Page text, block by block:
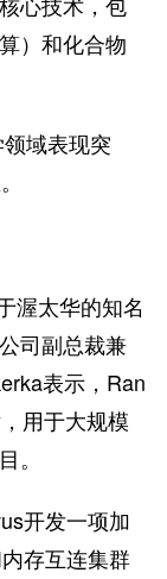
）和化合物
域表现突
渥太华的知名
司副总裁兼
表示，Ran
用于大规模
。
开发一项加
存互连集群